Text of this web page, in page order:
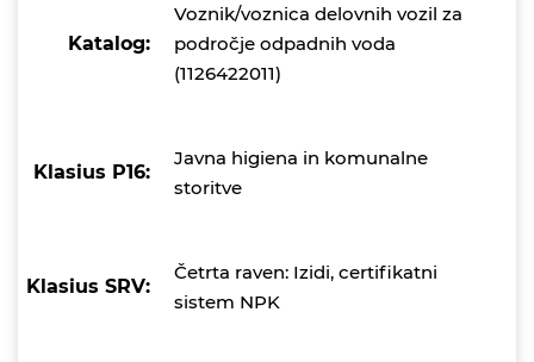
Katalog:
Voznik/voznica delovnih vozil za
področje odpadnih voda
(1126422011)
Klasius P16:
Javna higiena in komunalne
storitve
Klasius SRV:
Četrta raven: Izidi, certifikatni
sistem NPK